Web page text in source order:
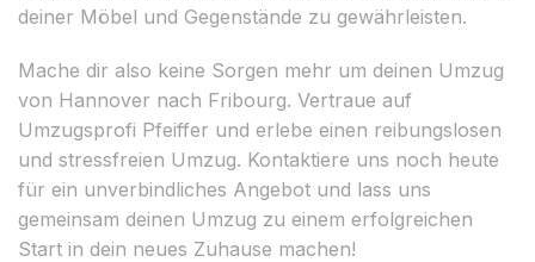
deiner Möbel und Gegenstände zu gewährleisten.
Mache dir also keine Sorgen mehr um deinen Umzug
von Hannover nach Fribourg. Vertraue auf
Umzugsprofi Pfeiffer und erlebe einen reibungslosen
und stressfreien Umzug. Kontaktiere uns noch heute
für ein unverbindliches Angebot und lass uns
gemeinsam deinen Umzug zu einem erfolgreichen
Start in dein neues Zuhause machen!